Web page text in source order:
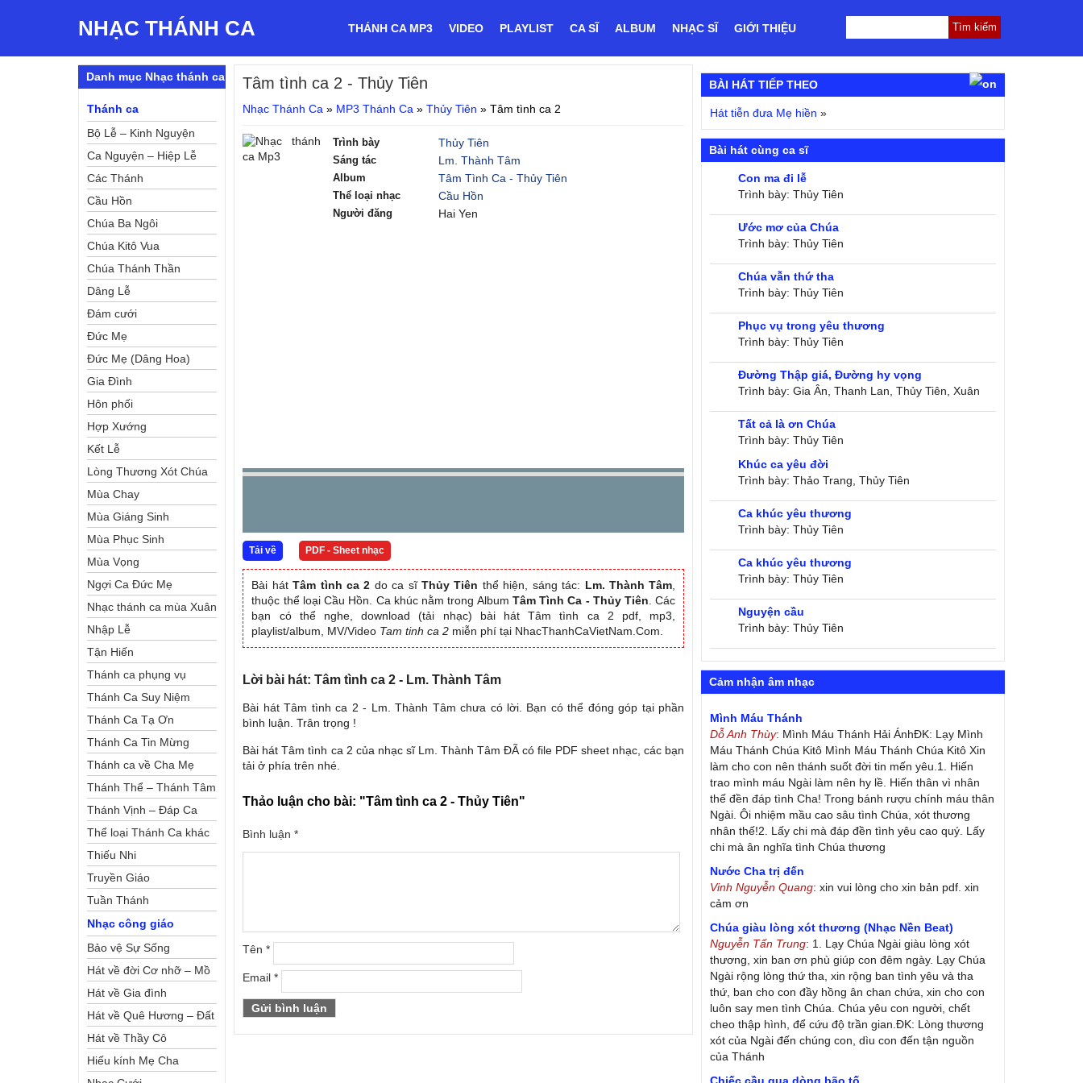
NHẠC THÁNH CA THÁNH CA MP3 VIDEO PLAYLIST CA SĨ ALBUM NHẠC SĨ GIỚI THIỆU
Tâm tình ca 2 - Thủy Tiên
Nhạc Thánh Ca » MP3 Thánh Ca »Thủy Tiên »Tâm tình ca 2
Trình bày Thủy Tiên
Sáng tác Lm. Thành Tâm
Album Tâm Tình Ca - Thủy Tiên
Thể loại nhạc Cầu Hồn
Người đăng Hai Yen
Tải về PDF - Sheet nhạc
Bài hátTâm tình ca 2 do ca sĩThủy Tiên thể hiện, sáng tác: Lm. Thành Tâm
thuộc thể loại Cầu Hồn. Ca khúc nằm trong Album Tâm Tình Ca - Thủy Tiên . Các
bạn có thể nghe, download (tải nhạc) bài hát Tâm tình ca 2 pdf, mp3,
playlist/album, MV/Video Tam tinh ca 2 miễn phí tại NhacThanhCaVietNam.Com.
Lời bài hát: Tâm tình ca 2 - Lm. Thành Tâm
Bài hát Tâm tình ca 2 - Lm. Thành Tâm chưa có lời. Bạn có thể đóng góp tại phần
bình luận. Trân trọng !
Bài hát Tâm tình ca 2 của nhạc sĩ Lm. Thành Tâm ĐÃ có file PDF sheet nhạc, các bạn
tải ở phía trên nhé.
Thảo luận cho bài: "Tâm tình ca 2 - Thủy Tiên"
Bình luận*
Tên*
Email*
Danh mục Nhạc thánh ca
Thánh ca
Bộ Lễ – Kinh Nguyện
Ca Nguyện – Hiệp Lễ
Các Thánh
Cầu Hồn
Chúa Ba Ngôi
Chúa Kitô Vua
Chúa Thánh Thần
Dâng Lễ
Đám cưới
Đức Mẹ
Đức Mẹ (Dâng Hoa)
Gia Đình
Hôn phối
Hợp Xướng
Kết Lễ
Lòng Thương Xót Chúa
Mùa Chay
Mùa Giáng Sinh
Mùa Phục Sinh
Mùa Vọng
Ngợi Ca Đức Mẹ
Nhạc thánh ca mùa Xuân
Nhập Lễ
Tận Hiến
Thánh ca phụng vụ
Thánh Ca Suy Niệm
Thánh Ca Tạ Ơn
Thánh Ca Tin Mừng
Thánh ca về Cha Mẹ
Thánh Thể – Thánh Tâm
Thánh Vịnh – Đáp Ca
Thể loại Thánh Ca khác
Thiếu Nhi
Truyền Giáo
Tuần Thánh
Nhạc công giáo
Bảo vệ Sự Sống
Hát về đời Cơ nhỡ – Mồ
côi
Hát về Gia đình
Hát về Quê Hương – Đất
Nước
Hát về Thầy Cô
Hiếu kính Mẹ Cha
BÀI HÁT TIẾP THEO
Hát tiễn đưa Mẹ hiền »
Bài hát cùng ca sĩ
Con ma đi lễ
Trình bày: Thủy Tiên
Ước mơ của Chúa
Trình bày: Thủy Tiên
Chúa vẫn thứ tha
Trình bày: Thủy Tiên
Phục vụ trong yêu thương
Trình bày: Thủy Tiên
Đường Thập giá, Đường hy vọng
Trình bày: Gia Ân, Thanh Lan, Thủy Tiên, Xuân
Tất cả là ơn Chúa
Trình bày: Thủy Tiên
Khúc ca yêu đời
Trình bày: Thảo Trang, Thủy Tiên
Ca khúc yêu thương
Trình bày: Thủy Tiên
Ca khúc yêu thương
Trình bày: Thủy Tiên
Nguyện cầu
Trình bày: Thủy Tiên
Cảm nhận âm nhạc
Mình Máu Thánh
Dỗ Anh Thùy: Mình Máu Thánh Hải ÁnhĐK: Lạy Mình
Máu Thánh Chúa Kitô Mình Máu Thánh Chúa Kitô Xin
làm cho con nên thánh suốt đời tin mến yêu.1. Hiến
trao mình máu Ngài làm nên hy lề. Hiến thân vì nhân
thế đền đáp tình Cha! Trong bánh rượu chính máu thân
Ngài. Ôi nhiệm mầu cao sâu tình Chúa, xót thương
nhân thế!2. Lấy chi mà đáp đền tình yêu cao quý. Lấy
chi mà ân nghĩa tình Chúa thương
Nước Cha trị đến
Vinh Nguyễn Quang: xin vui lòng cho xin bản pdf. xin
cảm ơn
Chúa giàu lòng xót thương (Nhạc Nền Beat)
Nguyễn Tấn Trung: 1. Lạy Chúa Ngài giàu lòng xót
thương, xin ban ơn phù giúp con đêm ngày. Lạy Chúa
Ngài rộng lòng thứ tha, xin rộng ban tình yêu và tha
thứ, ban cho con đầy hồng ân chan chứa, xin cho con
luôn say men tình Chúa. Chúa yêu con người, chết
cheo thập hình, để cứu độ trần gian.ĐK: Lòng thương
xót của Ngài đến chúng con, dìu con đến tận nguồn
của Thánh